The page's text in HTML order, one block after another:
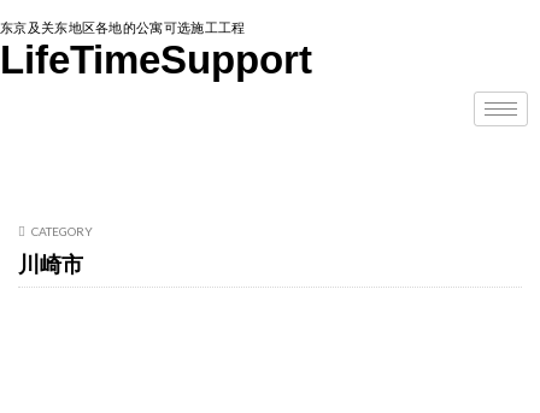
东京及关东地区各地的公寓可选施工工程
LifeTimeSupport
CATEGORY
川崎市